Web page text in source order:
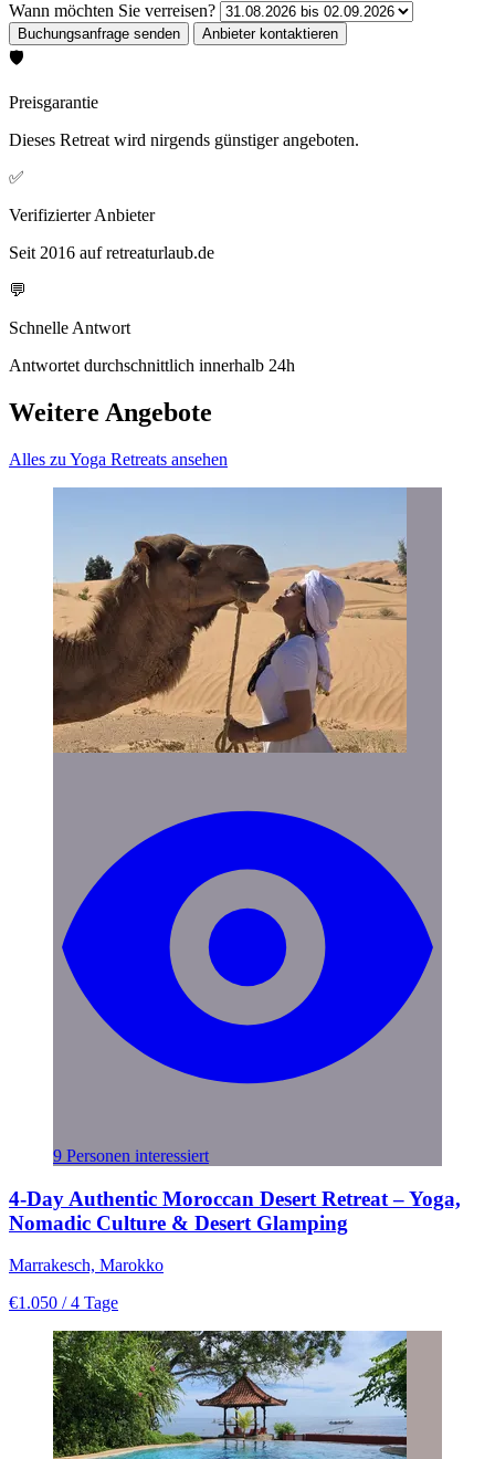
Wann möchten Sie verreisen?
🛡️
Preisgarantie
Dieses Retreat wird nirgends günstiger angeboten.
✅
Verifizierter Anbieter
Seit 2016 auf retreaturlaub.de
💬
Schnelle Antwort
Antwortet durchschnittlich innerhalb 24h
Weitere Angebote
Alles zu Yoga Retreats ansehen
9 Personen interessiert
4-Day Authentic Moroccan Desert Retreat – Yoga,
Nomadic Culture & Desert Glamping
Marrakesch, Marokko
€1.050 / 4 Tage